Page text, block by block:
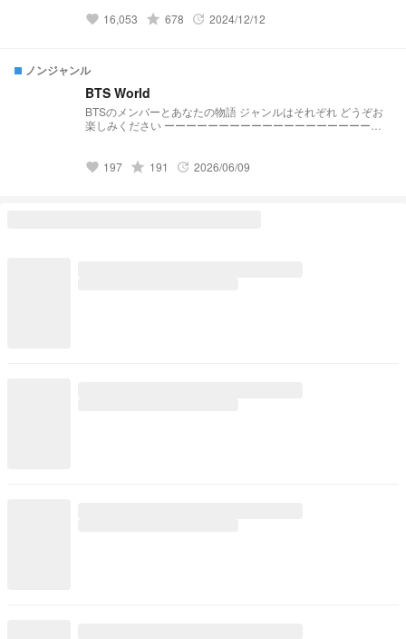
favorite 16,053 grade 678 update 2024/12/12
ノンジャンル
BTS World
BTSのメンバーとあなたの物語 ジャンルはそれぞれ どうぞお
楽しみください ーーーーーーーーーーーーーーーーーーーー
favorite 197 grade 191 update 2026/06/09